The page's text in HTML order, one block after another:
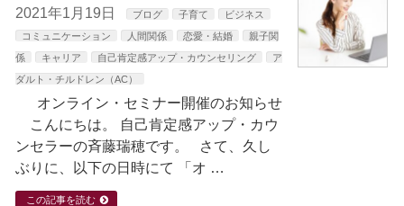
2021年1月19日
ブログ 子育て
ビジネス
コミュニケーション
人間関係 恋愛・結婚
親子関
係
キャリア 自己肯定感アップ・カウンセリング
ア
ダルト・チルドレン（AC）
オンライン・セミナー開催のお知らせ
こんにちは。 自己肯定感アップ・カウ
ンセラーの斉藤瑞穂です。 さて、久し
ぶりに、以下の日時にて 「オ …
この記事を読む